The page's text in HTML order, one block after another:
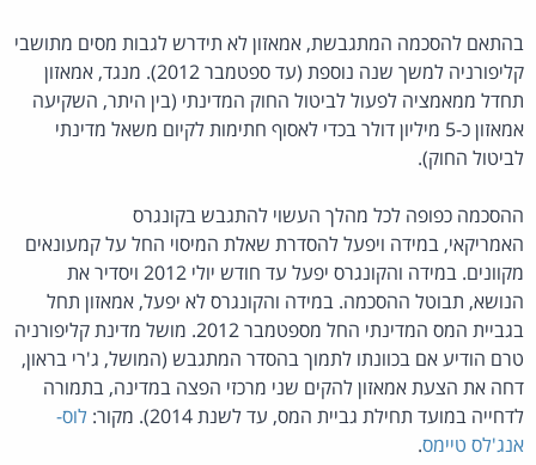
בהתאם להסכמה המתגבשת, אמאזון לא תידרש לגבות מסים מתושבי
קליפורניה למשך שנה נוספת (עד ספטמבר 2012). מנגד, אמאזון
תחדל ממאמציה לפעול לביטול החוק המדינתי (בין היתר, השקיעה
אמאזון כ-5 מיליון דולר בכדי לאסוף חתימות לקיום משאל מדינתי
לביטול החוק).
ההסכמה כפופה לכל מהלך העשוי להתגבש בקונגרס
האמריקאי, במידה ויפעל להסדרת שאלת המיסוי החל על קמעונאים
מקוונים. במידה והקונגרס יפעל עד חודש יולי 2012 ויסדיר את
הנושא, תבוטל ההסכמה. במידה והקונגרס לא יפעל, אמאזון תחל
בגביית המס המדינתי החל מספטמבר 2012. מושל מדינת קליפורניה
טרם הודיע אם בכוונתו לתמוך בהסדר המתגבש (המושל, ג'רי בראון,
דחה את הצעת אמאזון להקים שני מרכזי הפצה במדינה, בתמורה
לדחייה במועד תחילת גביית המס, עד לשנת 2014). מקור:
לוס-
אנג'לס טיימס.